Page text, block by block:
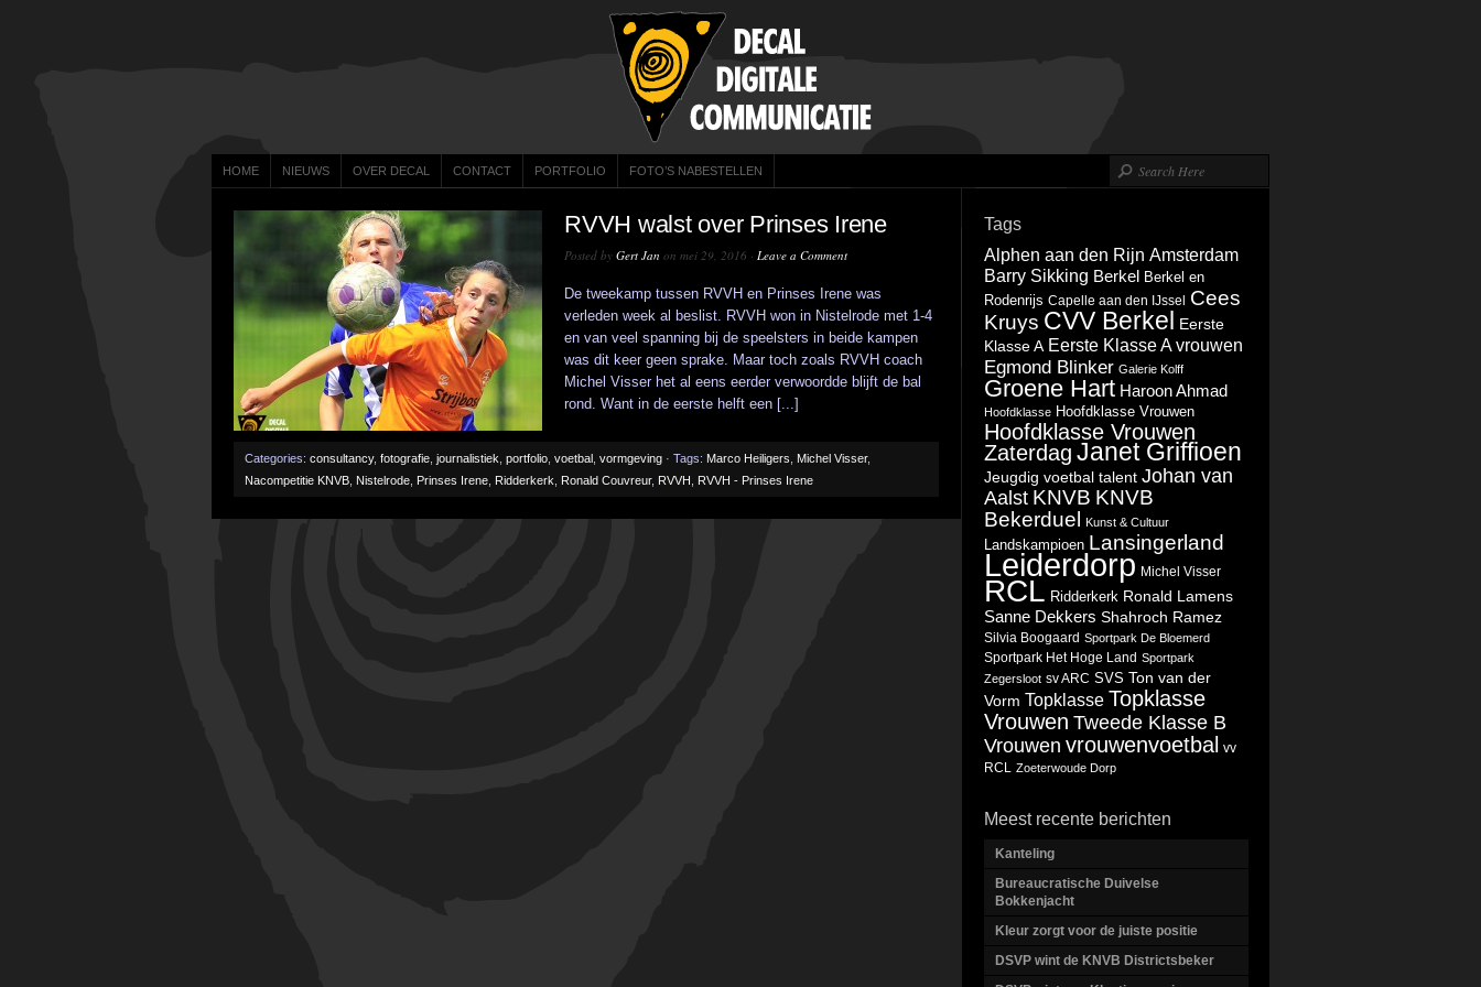
HOME NIEUWS OVER DECAL CONTACT PORTFOLIO FOTO’S NABESTELLEN
RVVH walst over Prinses Irene
Posted by Gert Jan on mei 29, 2016 · Leave a Comment
De tweekamp tussen RVVH en Prinses Irene was
verleden week al beslist. RVVH won in Nistelrode met 1-4
en van veel spanning bij de speelsters in beide kampen
was dit keer geen sprake. Maar toch zoals RVVH coach
Michel Visser het al eens eerder verwoordde blijft de bal
rond. Want in de eerste helft een [...]
Categories: consultancy, fotografie journalistiek portfolio voetbal vormgeving · Tags: Marco Heiligers Michel Visser,
Nacompetitie KNVB Nistelrode Prinses Irene Ridderkerk Ronald Couvreur, RVVH RVVH - Prinses Irene
Tags
Alphen aan den Rijn Amsterdam
Barry Sikking Berkel Berkel en
Rodenrijs Capelle aan den IJssel
Cees
Kruys CVV Berkel Eerste
Klasse A Eerste Klasse A vrouwen
Egmond Blinker Galerie Kolff
Groene Hart Haroon Ahmad
Hoofdklasse Hoofdklasse Vrouwen
Hoofdklasse Vrouwen
Zaterdag Janet Griffioen
Jeugdig voetbal talent Johan van
Aalst KNVB KNVB
Bekerduel
Kunst & Cultuur
Landskampioen Lansingerland
Leiderdorp Michel Visser
RCL Ridderkerk Ronald Lamens
Sanne Dekkers Shahroch Ramez
Silvia Boogaard Sportpark De Bloemerd
Sportpark Het Hoge Land Sportpark
Zegersloot sv ARC SVS Ton van der
Vorm Topklasse Topklasse
Vrouwen Tweede Klasse B
Vrouwen vrouwenvoetbal
vv
RCL
Zoeterwoude Dorp
Meest recente berichten
Kanteling
Bureaucratische Duivelse
Bokkenjacht
Kleur zorgt voor de juiste positie
DSVP wint de KNVB Districtsbeker